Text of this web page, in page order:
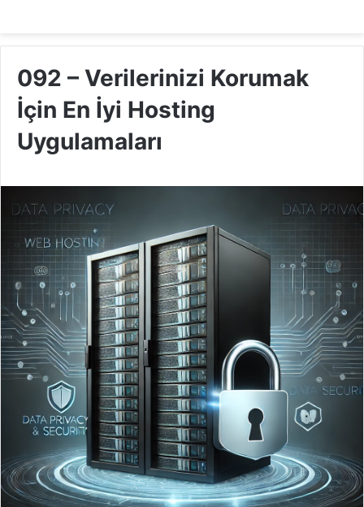
092 – Verilerinizi Korumak
İçin En İyi Hosting
Uygulamaları